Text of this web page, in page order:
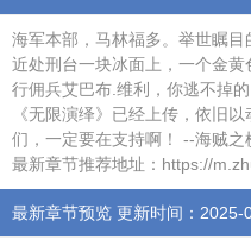
海军本部，马林福多。举世瞩
近处刑台一块冰面上，一个金
行佣兵艾巴布.维利，你逃不掉
《无限演绎》已经上传，依旧
们，一定要在支持啊！ --海贼之
最新章节推荐地址：https://
最新章节预览 更新时间：